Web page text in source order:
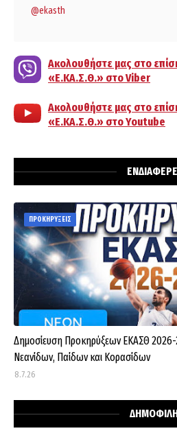
@ekasth
Ακολουθήστε μας στο
«Ε.ΚΑ.Σ.Θ.» στο Viber
Ακολουθήστε μας στο
«Ε.ΚΑ.Σ.Θ.» στο Youtube
ΠΡΟΚΗΡΥΞΕΙΣ
Δημοσίευση Προκηρύξεων ΕΚΑΣΘ
Νεανίδων, Παίδων και Κορασίδων
8.7.26